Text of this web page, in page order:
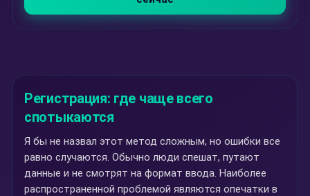
Регистрация: где чаще всего
спотыкаются
Я бы не назвал этот метод сложным, но ошибки все
равно случаются. Обычно люди спешат, путают
данные и не смотрят на формат ввода. Наиболее
распространенной проблемой являются опечатки в